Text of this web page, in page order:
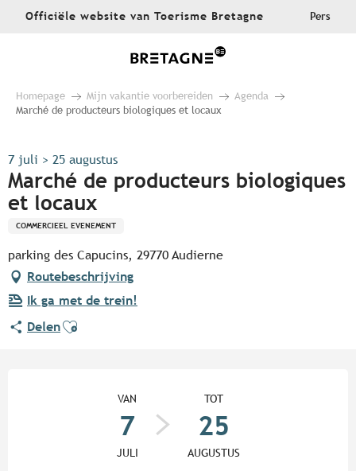
AllerOfficiële website van Toerisme Bretagne Pers
Homepage Mijn vakantie voorbereiden
Agenda
Marché de producteurs biologiques et locaux
7 juli > 25 augustus
Marché de producteurs biologiques
et locaux
COMMERCIEEL EVENEMENT
parking des Capucins, 29770 Audierne
Routebeschrijving
Ik ga met de trein!
DelenAjouter aux favoris
VAN
7
JULI
TOT
25
AUGUSTUS